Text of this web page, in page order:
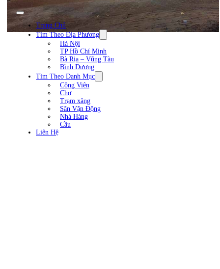
Trang Chủ
Tìm Theo Địa Phương
Hà Nội
TP Hồ Chí Minh
Bà Rịa – Vũng Tàu
Bình Dương
Tìm Theo Danh Mục
Công Viên
Chợ
Trạm xăng
Sân Vận Động
Nhà Hàng
Cầu
Liên Hệ